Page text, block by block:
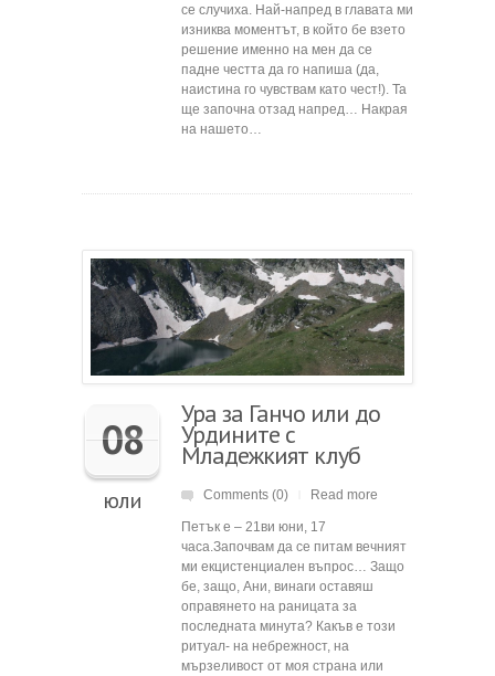
се случиха. Най-напред в главата ми
изниква моментът, в който бе взето
решение именно на мен да се
падне честта да го напиша (да,
наистина го чувствам като чест!). Та
ще започна отзад напред… Накрая
на нашето…
08
юли
Ура за Ганчо или до
Урдините с
Младежкият клуб
Comments (0) Read more
Петък е – 21ви юни, 17
часа.Започвам да се питам вечният
ми екцистенциален въпрос… Защо
бе, защо, Ани, винаги оставяш
оправянето на раницата за
последната минута? Какъв е този
ритуал- на небрежност, на
мързеливост от моя страна или